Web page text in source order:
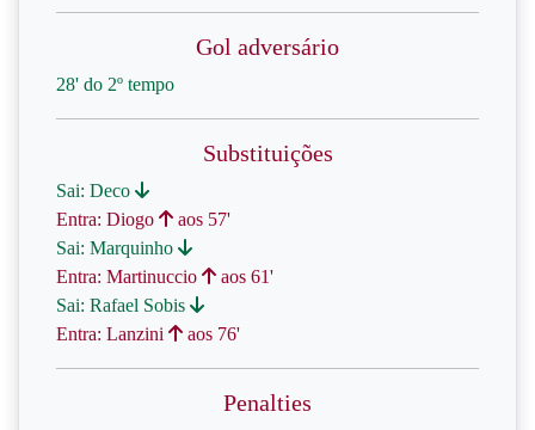
Gol adversário
28' do 2º tempo
Substituições
Sai: Deco
Entra: Diogo
aos 57'
Sai: Marquinho
Entra: Martinuccio
aos 61'
Sai: Rafael Sobis
Entra: Lanzini
aos 76'
Penalties